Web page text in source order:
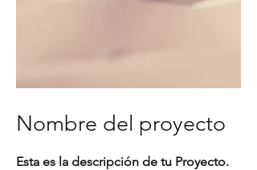
Nombre del proyecto
Esta es la descripción de tu Proyecto.